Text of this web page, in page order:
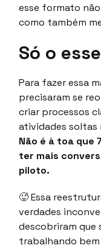
esse formato
como também
Só o
Para fazer essa
precisaram se
criar processos
atividades soltas
Não é à toa que
ter mais
piloto.
🥵Essa
verdades
descobriram que
trabalhando